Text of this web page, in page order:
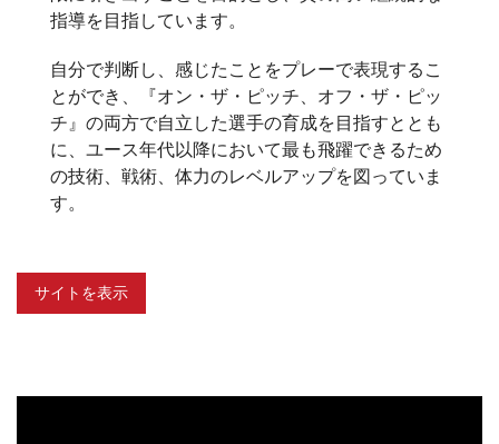
指導を目指しています。
自分で判断し、感じたことをプレーで表現するこ
とができ、『オン・ザ・ピッチ、オフ・ザ・ピッ
チ』の両方で自立した選手の育成を目指すととも
に、ユース年代以降において最も飛躍できるため
の技術、戦術、体力のレベルアップを図っていま
す。